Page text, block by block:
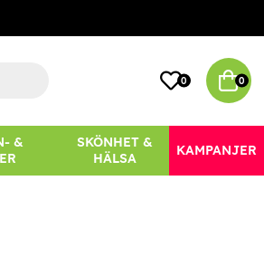
0 0
&
SKÖNHET &
HÄLSA
KAMPANJER